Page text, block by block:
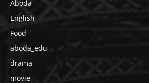
Aboda
English
Food
aboda_edu
drama
movie